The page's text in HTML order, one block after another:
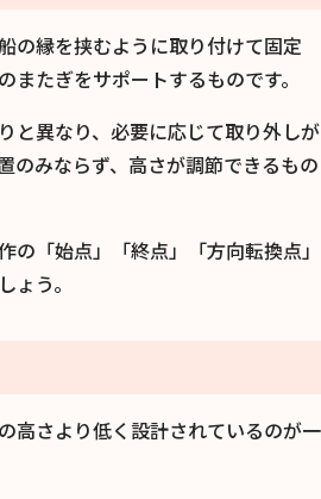
の縁を挟むように取り付けて固定
またぎをサポートするものです。
と異なり、必要に応じて取り外しが
のみならず、高さが調節できるもの
の「始点」「終点」「方向転換点」
ょう。
高さより低く設計されているのが一